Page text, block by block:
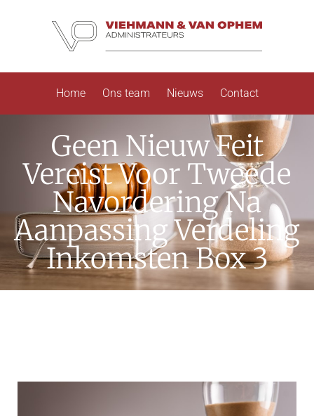
Home Ons team Nieuws Contact
Geen Nieuw Feit
Vereist Voor Tweede
Navordering Na
Aanpassing Verdeling
Inkomsten Box 3